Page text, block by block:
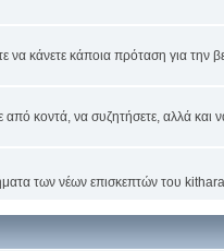
κάνετε κάποια πρόταση για την
κοντά, να συζητήσετε, αλλά και
των νέων επισκεπτών του